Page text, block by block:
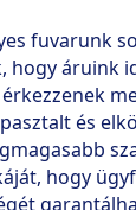
fuvarunk
hogy áruink
és
hogy